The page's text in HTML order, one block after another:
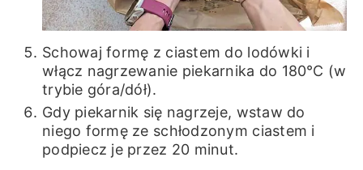
Schowaj formę z ciastem do lodówki i
włącz nagrzewanie piekarnika do 180℃ (w
trybie góra/dół).
Gdy piekarnik się nagrzeje, wstaw do
niego formę ze schłodzonym ciastem i
podpiecz je przez 20 minut.